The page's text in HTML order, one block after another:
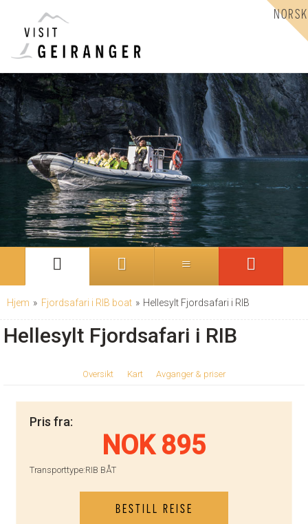
NORSK
Hjem » Fjordsafari i RIB boat » Hellesylt Fjordsafari i RIB
Hellesylt Fjordsafari i RIB
Oversikt Kart Avganger & priser
Pris fra:
NOK 895
Transporttype:RIB BÅT
BESTILL REISE